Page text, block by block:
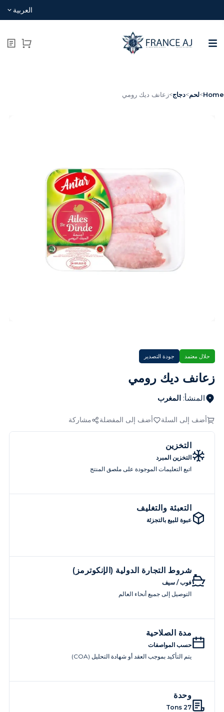
العربية
>لحم>دجاج>زعانف ديك رومي
حلال معتمد جودة التصدير
زعانف ديك رومي
المنشأ:المغرب
أضف إلى السلة أضف إلى المفضلة مشاركة
التخزين
التخزين المبرد
اتبع التعليمات الموجودة على ملصق المنتج
التعبئة والتغليف
عبوة للبيع بالتجزئة
شروط التجارة الدولية (الإنكوترمز)
فوب / سيف
التوصيل إلى جميع أنحاء العالم
مدة الصلاحية
حسب المواصفات
يتم التأكيد بموجب العقد أو شهادة التحليل (COA)
وحدة
27 Tons